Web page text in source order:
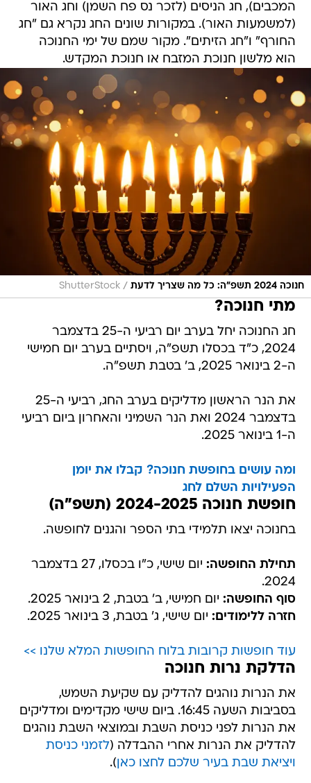
המכבים), חג הניסים (לזכר נס פח השמן) וחג האור
(למשמעות האור). במקורות שונים החג נקרא גם "חג
החורף" ו"חג הזיתים". מקור שמם של ימי החנוכה
הוא מלשון חנוכת המזבח או חנוכת המקדש.
חנוכה 2024 תשפ"ה: כל מה שצריך לדעת /
ShutterStock
מתי חנוכה?
חג החנוכה יחל בערב יום רביעי ה-25 בדצמבר
2024, כ"ד בכסלו תשפ"ה, ויסתיים בערב יום חמישי
ה-2 בינואר 2025, ב' בטבת תשפ"ה.
את הנר הראשון מדליקים בערב החג, רביעי ה-25
בדצמבר 2024 ואת הנר השמיני והאחרון ביום רביעי
ה-1 בינואר 2025.
ומה עושים בחופשת חנוכה? קבלו את יומן
הפעילויות השלם לחג
חופשת חנוכה 2024-2025 (תשפ"ה)
בחנוכה יצאו תלמידי בתי הספר והגנים לחופשה.
תחילת החופשה:
יום שישי, כ"ו בכסלו, 27 בדצמבר
2024.
סוף החופשה: יום חמישי, ב' בטבת, 2 בינואר 2025.
חזרה ללימודים: יום שישי, ג' בטבת, 3 בינואר 2025.
עוד חופשות קרובות בלוח החופשות המלא שלנו >>
הדלקת נרות חנוכה
את הנרות נוהגים להדליק עם שקיעת השמש,
בסביבות השעה 16:45. ביום שישי מקדימים ומדליקים
את הנרות לפני כניסת השבת ובמוצאי השבת נוהגים
להדליק את הנרות אחרי ההבדלה (לזמני כניסת
ויציאת שבת בעיר שלכם לחצו כאן).